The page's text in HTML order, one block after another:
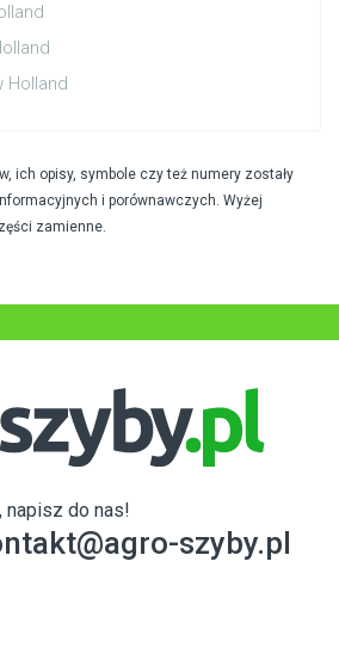
Holland
ich opisy, symbole czy też numery zostały
i porównawczych. Wyżej
zamienne.
napisz do nas!
szyby.pl